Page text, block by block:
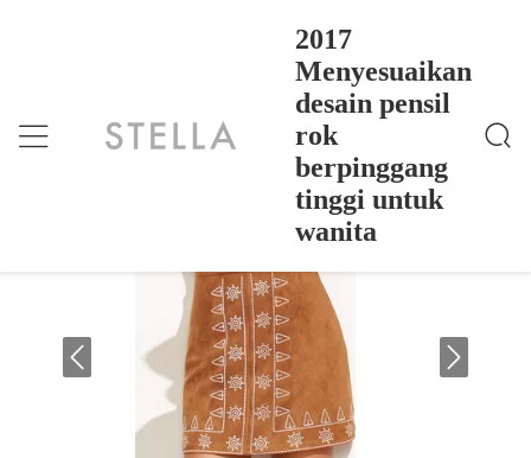
2017
Menyesuaikan
desain pensil
rok
berpinggang
tinggi untuk
wanita
2017 Menyesuaikan Desain Pensil Rok Berpinggang
Tinggi Untuk Wanita
2017 Menyesuaikan desain pensil rok
berpinggang tinggi untuk wanita